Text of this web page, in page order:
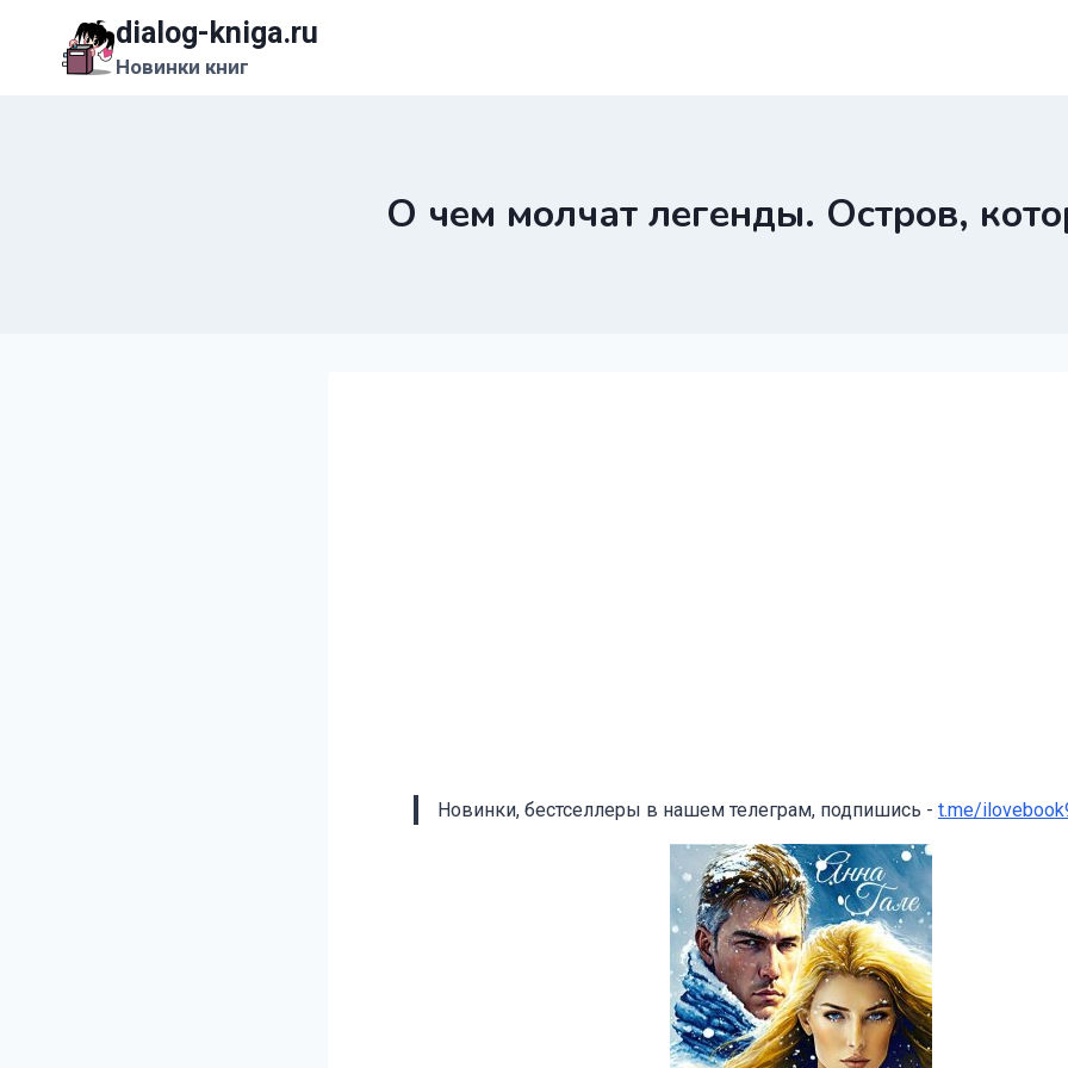
содержимому
dialog-kniga.ru
Новинки книг
О чем молчат легенды. Остров,
Новинки, бестселлеры в нашем телеграм, подпишись - t.me/